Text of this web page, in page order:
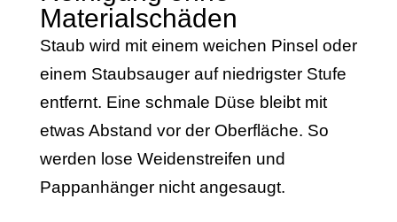
Materialschäden
Staub wird mit einem weichen Pinsel oder
einem Staubsauger auf niedrigster Stufe
entfernt. Eine schmale Düse bleibt mit
etwas Abstand vor der Oberfläche. So
werden lose Weidenstreifen und
Pappanhänger nicht angesaugt.